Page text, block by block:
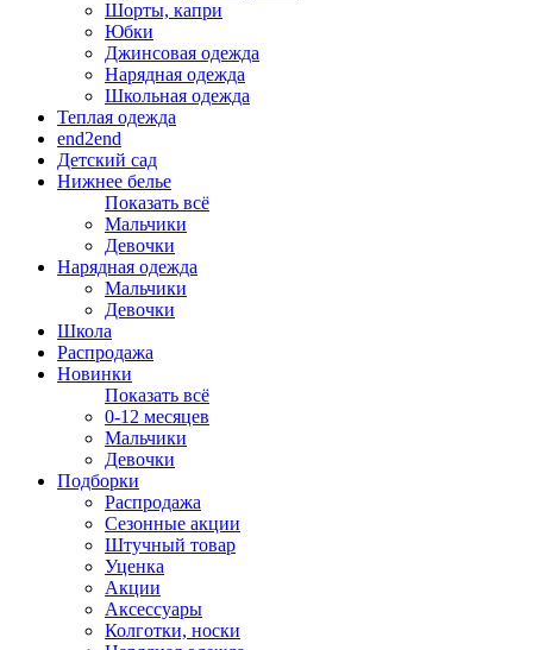
Шорты, капри
Юбки
Джинсовая одежда
Нарядная одежда
Школьная одежда
Теплая одежда
end2end
Детский сад
Нижнее белье
Показать всё
Мальчики
Девочки
Нарядная одежда
Мальчики
Девочки
Школа
Распродажа
Новинки
Показать всё
0-12 месяцев
Мальчики
Девочки
Подборки
Распродажа
Сезонные акции
Штучный товар
Уценка
Акции
Аксессуары
Колготки, носки